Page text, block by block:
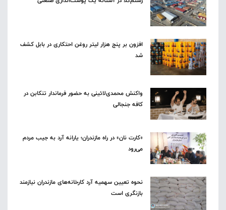
افزون بر پنج هزار لیتر روغن احتکاری در بابل کشف
شد
واکنش محمدی‌لائینی به حضور فرماندار تنکابن در
کافه جنجالی
«کارت نان» در راه مازندران؛ یارانه آرد به جیب مردم
می‌رود
نحوه تعیین سهمیه آرد کارخانه‌های مازندران نیازمند
بازنگری است